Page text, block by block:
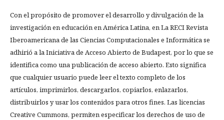
Con el propósito de promover el desarrollo y divulgación de la
investigación en educación en América Latina, en La RECI Revista
Iberoamericana de las Ciencias Computacionales e Informática se
adhirió a la Iniciativa de Acceso Abierto de Budapest, por lo que se
identifica como una publicación de acceso abierto. Esto significa
que cualquier usuario puede leer el texto completo de los
artículos, imprimirlos, descargarlos, copiarlos, enlazarlos,
distribuirlos y usar los contenidos para otros fines. Las licencias
Creative Cummons, permiten especificar los derechos de uso de